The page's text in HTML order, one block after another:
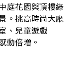
庭花園與頂樓綠
。挑高時尚大廳
、兒童遊戲
動倍增。